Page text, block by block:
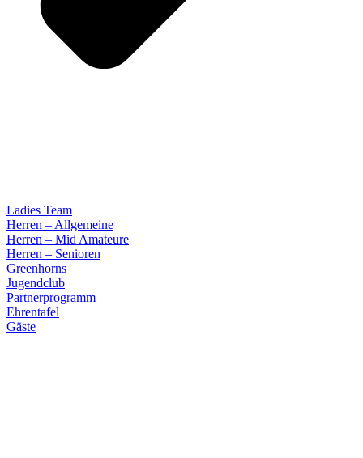
Ladies Team
Herren – Allgemeine
Herren – Mid Amateure
Herren – Senioren
Greenhorns
Jugendclub
Partnerprogramm
Ehrentafel
Gäste